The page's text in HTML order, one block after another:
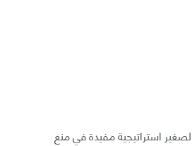
استراتيجية مفيدة في منع